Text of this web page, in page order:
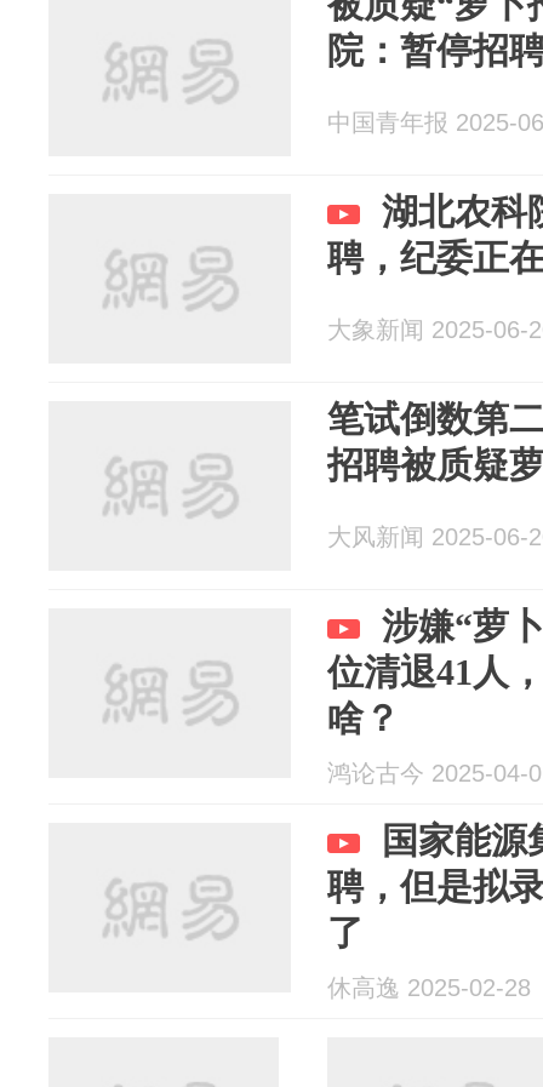
院：暂停招
中国青年报 2025-
湖北农科
聘，纪委正
大象新闻 2025-06-
笔试倒数第
招聘被质疑
大风新闻 2025-06-
涉嫌“萝
位清退41人
啥？
鸿论古今 2025-04-
国家能源
聘，但是拟
了
休高逸 2025-02-28